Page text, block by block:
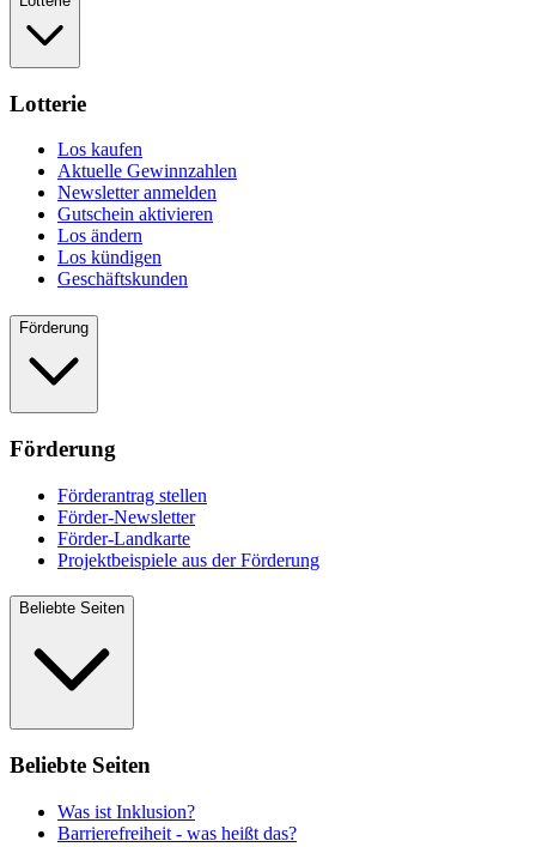
Lotterie
Los kaufen
Aktuelle Gewinnzahlen
Newsletter anmelden
Gutschein aktivieren
Los ändern
Los kündigen
Geschäftskunden
Förderung
Förderung
Förderantrag stellen
Förder-Newsletter
Förder-Landkarte
Projektbeispiele aus der Förderung
Beliebte Seiten
Beliebte Seiten
Was ist Inklusion?
Barrierefreiheit - was heißt das?